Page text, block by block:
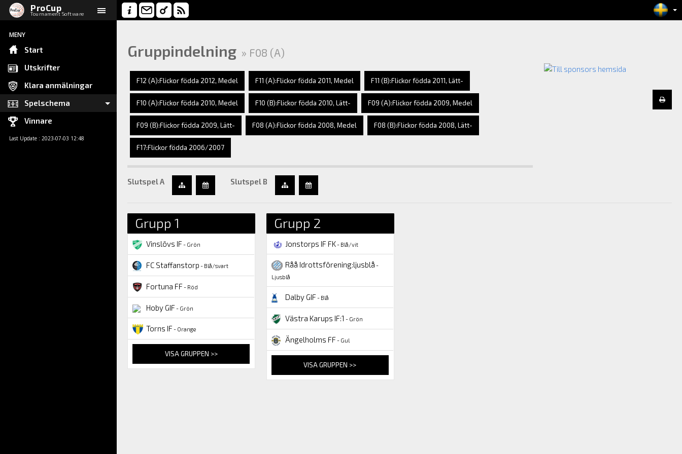
ProCup
Tournament Software
MENY
Start
Utskrifter
Klara anmälningar
Spelschema
Vinnare
Last Update : 2023-07-03 12:48
Gruppindelning » F08 (A)
F12 (A):Flickor födda 2012, Medel F11 (A):Flickor födda 2011, Medel F11 (B):Flickor födda 2011, Lätt-
F10 (A):Flickor födda 2010, Medel F10 (B):Flickor födda 2010, Lätt- F09 (A):Flickor födda 2009, Medel
F09 (B):Flickor födda 2009, Lätt- F08 (A):Flickor födda 2008, Medel F08 (B):Flickor födda 2008, Lätt-
F17:Flickor födda 2006/2007
Slutspel A Slutspel B
Grupp 1
Vinslövs IF- Grön
FC Staffanstorp - Blå/svart
Fortuna FF- Röd
Hoby GIF- Grön
Torns IF- Orange
VISA GRUPPEN >>
Grupp 2
Jonstorps IF FK- Blå/vit
Råå Idrottsförening:ljusblå -
Ljusblå
Dalby GIF- Blå
Västra Karups IF:1 - Grön
Ängelholms FF- Gul
VISA GRUPPEN >>